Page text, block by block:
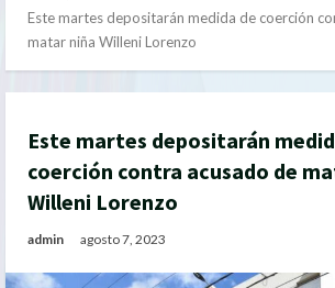
Este martes depositarán medida de coerción
matar niña Willeni Lorenzo
Este martes depositarán
coerción contra acusado de
Willeni Lorenzo
admin agosto 7, 2023